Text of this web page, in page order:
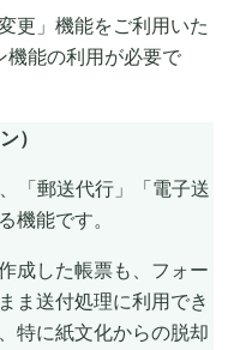
更」機能をご利用いた
機能の利用が必要で
）
「郵送代行」「電子送
機能です。
成した帳票も、フォー
ま送付処理に利用でき
特に紙文化からの脱却